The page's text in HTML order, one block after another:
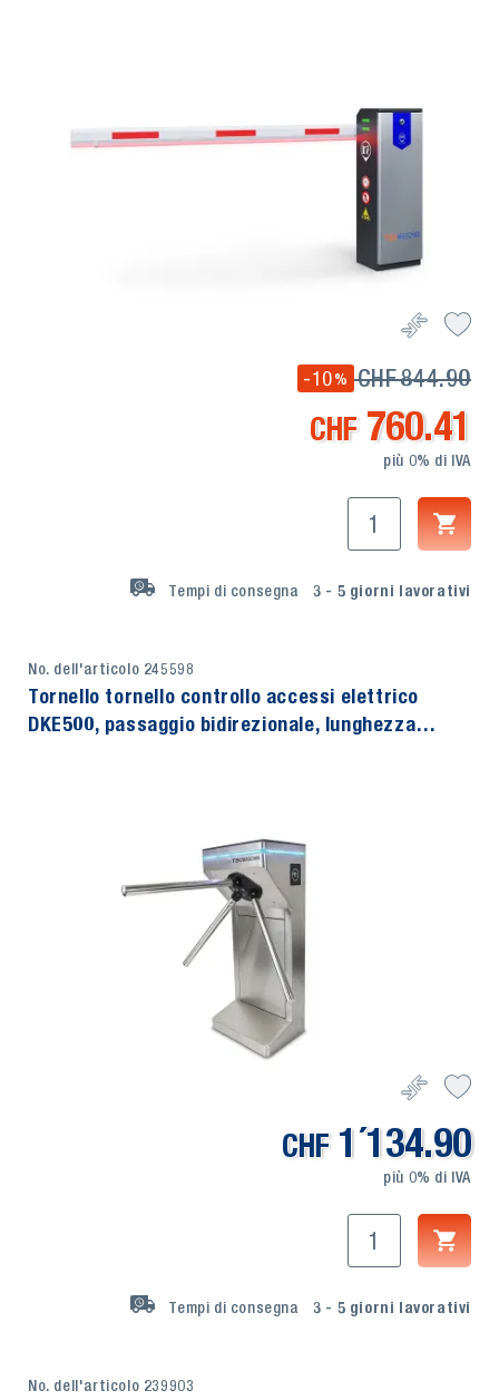
-10% 844.90
CHF
760.41
CHF
più 0% di IVA
Tempi di consegna 3 - 5 giorni lavorativi
No. dell'articolo 245598
Tornello tornello controllo accessi elettrico
DKE500, passaggio bidirezionale, lunghezza
1´134.90
CHF
più 0% di IVA
Tempi di consegna 3 - 5 giorni lavorativi
No. dell'articolo 239903